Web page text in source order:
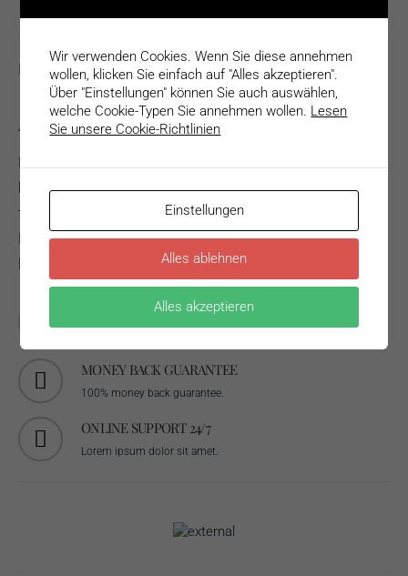
Uncategorized
LATEST POSTS
ABOUT US
Nulla nunc dui, tristique in semper vel, congue sed
ligula. Nam dolor ligula, faucibus id sodales in, auctor
fringilla libero. Nulla nunc dui, tristique in semper vel.
Nam dolor ligula, faucibus id sodales in, auctor fringilla
libero.
FREE SHIPPING
MONEY BACK GUARANTEE
100% money back guarantee.
ONLINE SUPPORT 24/7
Lorem ipsum dolor sit amet.
Wir verwenden Cookies. Wenn Sie diese annehmen
wollen, klicken Sie einfach auf "Alles akzeptieren".
Über "Einstellungen" können Sie auch auswählen,
welche Cookie-Typen Sie annehmen wollen. Lesen
Sie unsere Cookie-Richtlinien
Einstellungen
Alles ablehnen
Alles akzeptieren